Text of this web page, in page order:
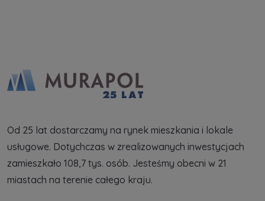
Od 25 lat dostarczamy na rynek mieszkania i lokale
usługowe. Dotychczas w zrealizowanych inwestycjach
zamieszkało 108,7 tys. osób. Jesteśmy obecni w 21
miastach na terenie całego kraju.